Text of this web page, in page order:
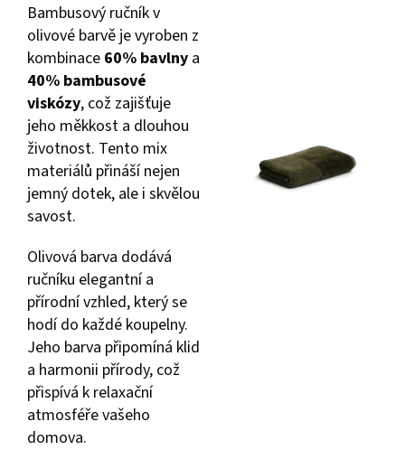
Bambusový ručník v
olivové barvě je vyroben z
kombinace 60% bavlny a
40% bambusové
viskózy, což zajišťuje
jeho měkkost a dlouhou
životnost. Tento mix
materiálů přináší nejen
jemný dotek, ale i skvělou
savost.
Olivová barva dodává
ručníku elegantní a
přírodní vzhled, který se
hodí do každé koupelny.
Jeho barva připomíná klid
a harmonii přírody, což
přispívá k relaxační
atmosféře vašeho
domova.